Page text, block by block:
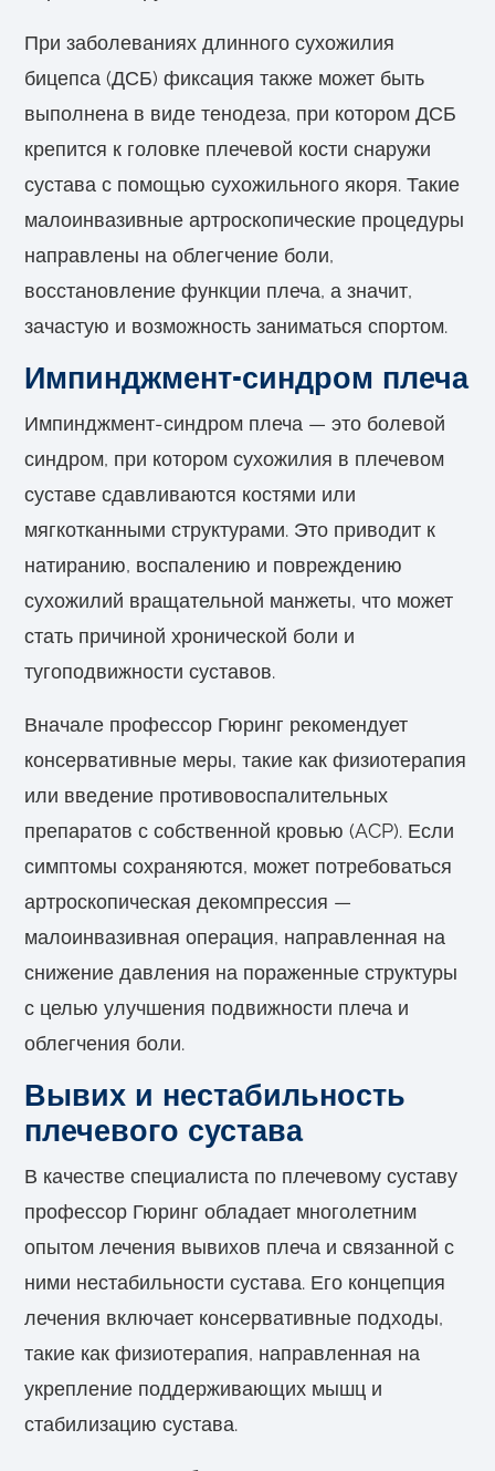
При заболеваниях длинного сухожилия
бицепса (ДСБ) фиксация также может быть
выполнена в виде тенодеза, при котором ДСБ
крепится к головке плечевой кости снаружи
сустава с помощью сухожильного якоря. Такие
малоинвазивные артроскопические процедуры
направлены на облегчение боли,
восстановление функции плеча, а значит,
зачастую и возможность заниматься спортом.
Импинджмент-синдром плеча
Импинджмент-синдром плеча — это болевой
синдром, при котором сухожилия в плечевом
суставе сдавливаются костями или
мягкотканными структурами. Это приводит к
натиранию, воспалению и повреждению
сухожилий вращательной манжеты, что может
стать причиной хронической боли и
тугоподвижности суставов.
Вначале профессор Гюринг рекомендует
консервативные меры, такие как физиотерапия
или введение противовоспалительных
препаратов с собственной кровью (ACP). Если
симптомы сохраняются, может потребоваться
артроскопическая декомпрессия —
малоинвазивная операция, направленная на
снижение давления на пораженные структуры
с целью улучшения подвижности плеча и
облегчения боли.
Вывих и нестабильность
плечевого сустава
В качестве специалиста по плечевому суставу
профессор Гюринг обладает многолетним
опытом лечения вывихов плеча и связанной с
ними нестабильности сустава. Его концепция
лечения включает консервативные подходы,
такие как физиотерапия, направленная на
укрепление поддерживающих мышц и
стабилизацию сустава.